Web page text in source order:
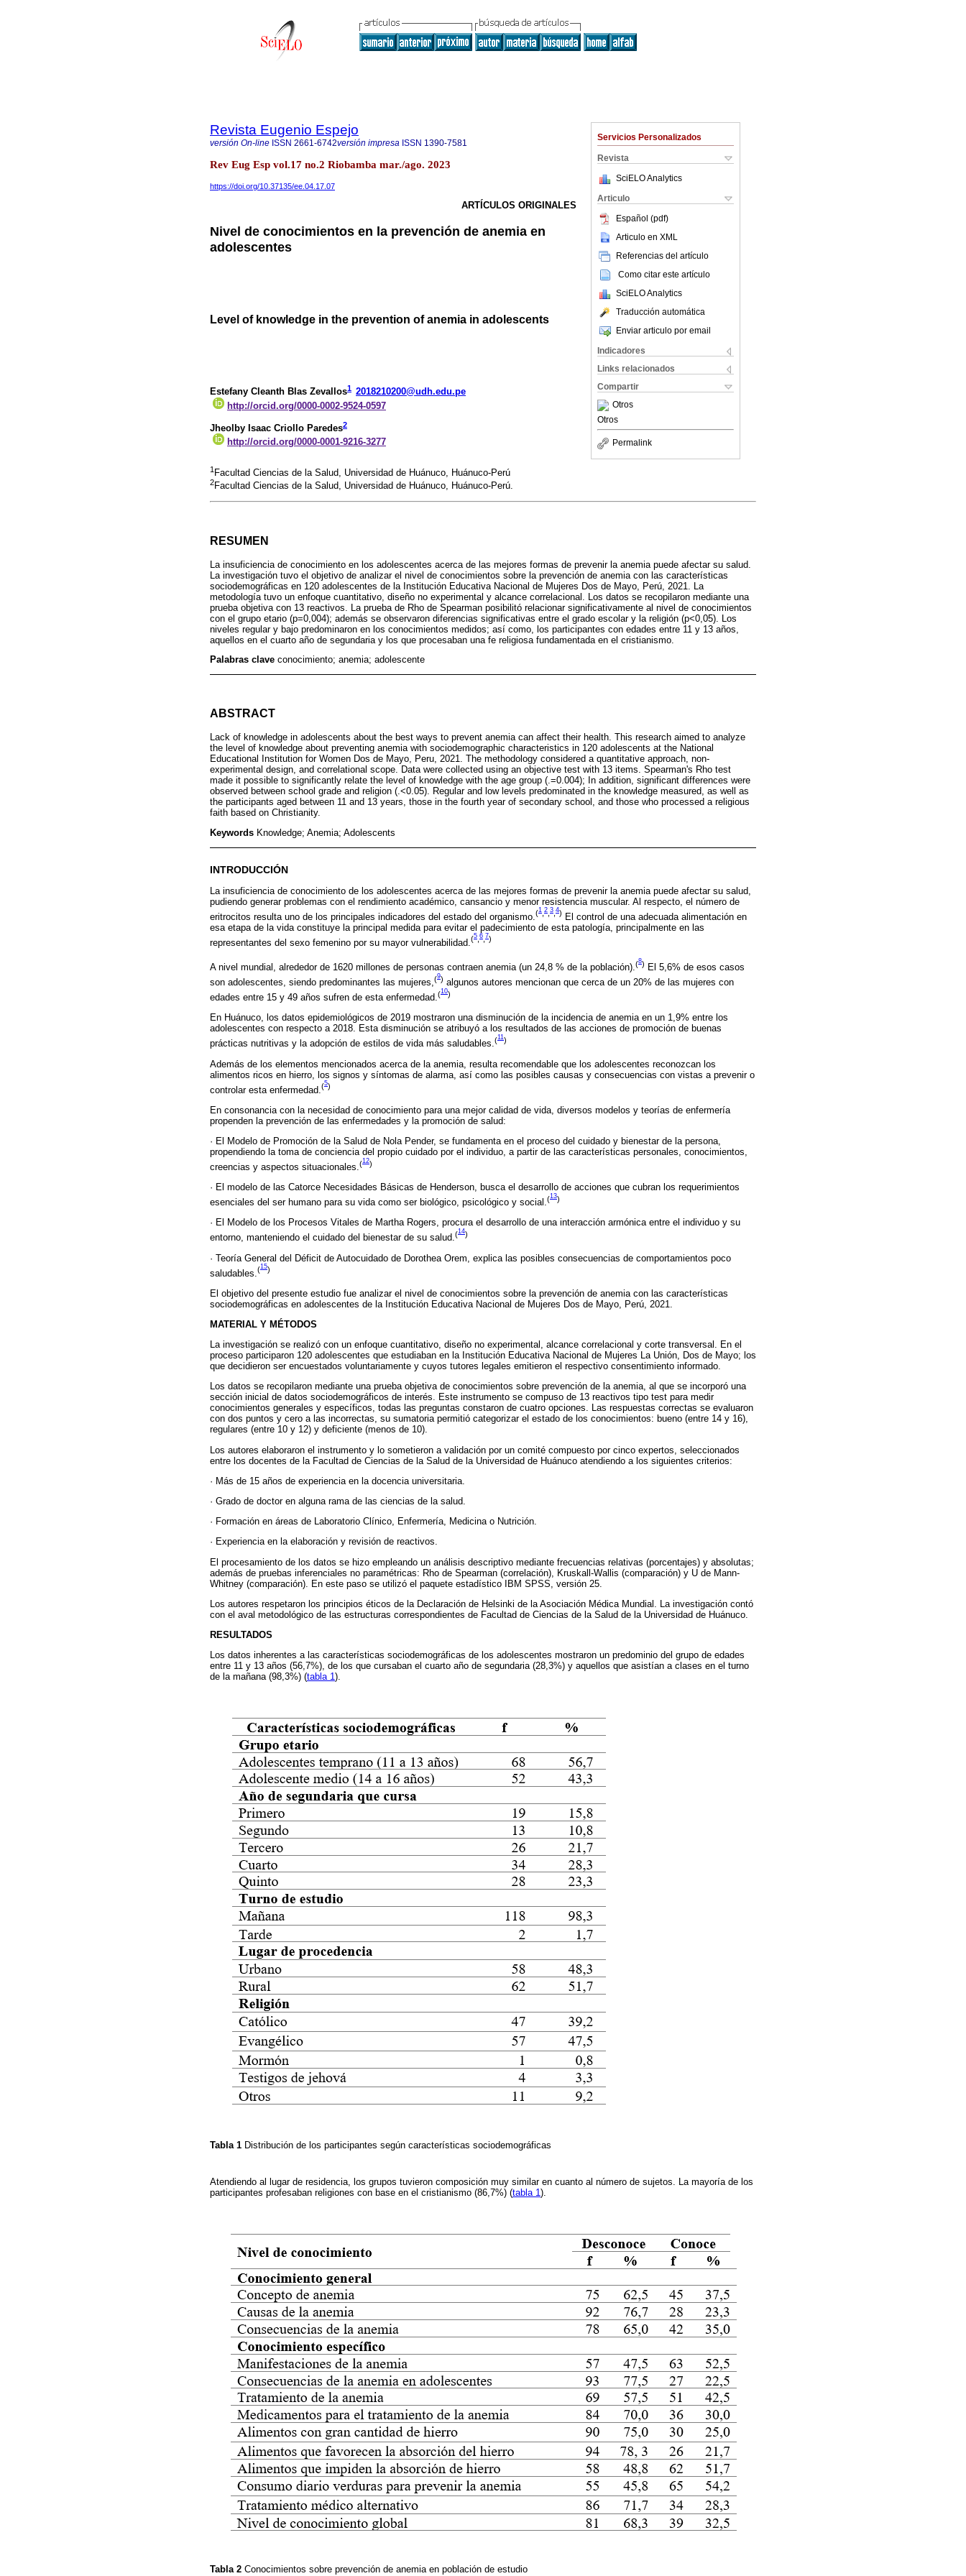
Servicios Personalizados
Revista
SciELO Analytics
Articulo
Español (pdf)
Articulo en XML
Referencias del artículo
Como citar este artículo
SciELO Analytics
Traducción automática
Enviar articulo por email
Indicadores
Links relacionados
Compartir
Otros
Otros
Permalink
Revista Eugenio Espejo
versión On-line ISSN 2661-6742versión impresa ISSN 1390-7581
Rev Eug Esp vol.17 no.2 Riobamba mar./ago. 2023
https://doi.org/10.37135/ee.04.17.07
ARTÍCULOS ORIGINALES
Nivel de conocimientos en la prevención de anemia en
adolescentes
Level of knowledge in the prevention of anemia in adolescents
Estefany Cleanth Blas Zevallos1 2018210200@udh.edu.pe
http://orcid.org/0000-0002-9524-0597
Jheolby Isaac Criollo Paredes2
http://orcid.org/0000-0001-9216-3277
1 Facultad Ciencias de la Salud, Universidad de Huánuco, Huánuco-Perú
2Facultad Ciencias de la Salud, Universidad de Huánuco, Huánuco-Perú.
RESUMEN
La insuficiencia de conocimiento en los adolescentes acerca de las mejores formas de prevenir la anemia puede afectar su salud.
La investigación tuvo el objetivo de analizar el nivel de conocimientos sobre la prevención de anemia con las características
sociodemográficas en 120 adolescentes de la Institución Educativa Nacional de Mujeres Dos de Mayo, Perú, 2021. La
metodología tuvo un enfoque cuantitativo, diseño no experimental y alcance correlacional. Los datos se recopilaron mediante una
prueba objetiva con 13 reactivos. La prueba de Rho de Spearman posibilitó relacionar significativamente al nivel de conocimientos
con el grupo etario (p=0,004); además se observaron diferencias significativas entre el grado escolar y la religión (p<0,05). Los
niveles regular y bajo predominaron en los conocimientos medidos; así como, los participantes con edades entre 11 y 13 años,
aquellos en el cuarto año de segundaria y los que procesaban una fe religiosa fundamentada en el cristianismo.
Palabras clave conocimiento; anemia; adolescente
ABSTRACT
Lack of knowledge in adolescents about the best ways to prevent anemia can affect their health. This research aimed to analyze
the level of knowledge about preventing anemia with sociodemographic characteristics in 120 adolescents at the National
Educational Institution for Women Dos de Mayo, Peru, 2021. The methodology considered a quantitative approach, non-
experimental design, and correlational scope. Data were collected using an objective test with 13 items. Spearman's Rho test
made it possible to significantly relate the level of knowledge with the age group (.=0.004); In addition, significant differences were
observed between school grade and religion (.<0.05). Regular and low levels predominated in the knowledge measured, as well as
the participants aged between 11 and 13 years, those in the fourth year of secondary school, and those who processed a religious
faith based on Christianity.
Keywords Knowledge; Anemia; Adolescents
INTRODUCCIÓN
La insuficiencia de conocimiento de los adolescentes acerca de las mejores formas de prevenir la anemia puede afectar su salud,
pudiendo generar problemas con el rendimiento académico, cansancio y menor resistencia muscular. Al respecto, el número de
eritrocitos resulta uno de los principales indicadores del estado del organismo. (1 2 3 4) El control de una adecuada alimentación en
esa etapa de la vida constituye la principal medida para evitar el padecimiento de esta patología, principalmente en las
representantes del sexo femenino por su mayor vulnerabilidad. (5,6, 7)
A nivel mundial, alrededor de 1620 millones de personas contraen anemia (un 24,8 % de la población).(8) El 5,6% de esos casos
son adolescentes, siendo predominantes las mujeres,(9) algunos autores mencionan que cerca de un 20% de las mujeres con
edades entre 15 y 49 años sufren de esta enfermedad.(10)
En Huánuco, los datos epidemiológicos de 2019 mostraron una disminución de la incidencia de anemia en un 1,9% entre los
adolescentes con respecto a 2018. Esta disminución se atribuyó a los resultados de las acciones de promoción de buenas
prácticas nutritivas y la adopción de estilos de vida más saludables.(11)
Además de los elementos mencionados acerca de la anemia, resulta recomendable que los adolescentes reconozcan los
alimentos ricos en hierro, los signos y síntomas de alarma, así como las posibles causas y consecuencias con vistas a prevenir o
controlar esta enfermedad. (5)
En consonancia con la necesidad de conocimiento para una mejor calidad de vida, diversos modelos y teorías de enfermería
propenden la prevención de las enfermedades y la promoción de salud:
· El Modelo de Promoción de la Salud de Nola Pender, se fundamenta en el proceso del cuidado y bienestar de la persona,
propendiendo la toma de conciencia del propio cuidado por el individuo, a partir de las características personales, conocimientos,
creencias y aspectos situacionales.(12)
· El modelo de las Catorce Necesidades Básicas de Henderson, busca el desarrollo de acciones que cubran los requerimientos
esenciales del ser humano para su vida como ser biológico, psicológico y social.(13)
· El Modelo de los Procesos Vitales de Martha Rogers, procura el desarrollo de una interacción armónica entre el individuo y su
entorno, manteniendo el cuidado del bienestar de su salud.(14)
· Teoría General del Déficit de Autocuidado de Dorothea Orem, explica las posibles consecuencias de comportamientos poco
saludables. (15)
El objetivo del presente estudio fue analizar el nivel de conocimientos sobre la prevención de anemia con las características
sociodemográficas en adolescentes de la Institución Educativa Nacional de Mujeres Dos de Mayo, Perú, 2021.
MATERIAL Y MÉTODOS
La investigación se realizó con un enfoque cuantitativo, diseño no experimental, alcance correlacional y corte transversal. En el
proceso participaron 120 adolescentes que estudiaban en la Institución Educativa Nacional de Mujeres La Unión, Dos de Mayo; los
que decidieron ser encuestados voluntariamente y cuyos tutores legales emitieron el respectivo consentimiento informado.
Los datos se recopilaron mediante una prueba objetiva de conocimientos sobre prevención de la anemia, al que se incorporó una
sección inicial de datos sociodemográficos de interés. Este instrumento se compuso de 13 reactivos tipo test para medir
conocimientos generales y específicos, todas las preguntas constaron de cuatro opciones. Las respuestas correctas se evaluaron
con dos puntos y cero a las incorrectas, su sumatoria permitió categorizar el estado de los conocimientos: bueno (entre 14 y 16),
regulares (entre 10 y 12) y deficiente (menos de 10).
Los autores elaboraron el instrumento y lo sometieron a validación por un comité compuesto por cinco expertos, seleccionados
entre los docentes de la Facultad de Ciencias de la Salud de la Universidad de Huánuco atendiendo a los siguientes criterios:
· Más de 15 años de experiencia en la docencia universitaria.
· Grado de doctor en alguna rama de las ciencias de la salud.
· Formación en áreas de Laboratorio Clínico, Enfermería, Medicina o Nutrición.
· Experiencia en la elaboración y revisión de reactivos.
El procesamiento de los datos se hizo empleando un análisis descriptivo mediante frecuencias relativas (porcentajes) y absolutas;
además de pruebas inferenciales no paramétricas: Rho de Spearman (correlación), Kruskall-Wallis (comparación) y U de Mann-
Whitney (comparación). En este paso se utilizó el paquete estadístico IBM SPSS, versión 25.
Los autores respetaron los principios éticos de la Declaración de Helsinki de la Asociación Médica Mundial. La investigación contó
con el aval metodológico de las estructuras correspondientes de Facultad de Ciencias de la Salud de la Universidad de Huánuco.
RESULTADOS
Los datos inherentes a las características sociodemográficas de los adolescentes mostraron un predominio del grupo de edades
entre 11 y 13 años (56,7%), de los que cursaban el cuarto año de segundaria (28,3%) y aquellos que asistían a clases en el turno
de la mañana (98,3%) (tabla 1).
Tabla 1 Distribución de los participantes según características sociodemográficas
Atendiendo al lugar de residencia, los grupos tuvieron composición muy similar en cuanto al número de sujetos. La mayoría de los
participantes profesaban religiones con base en el cristianismo (86,7%) (tabla 1 ).
Tabla 2 Conocimientos sobre prevención de anemia en población de estudio